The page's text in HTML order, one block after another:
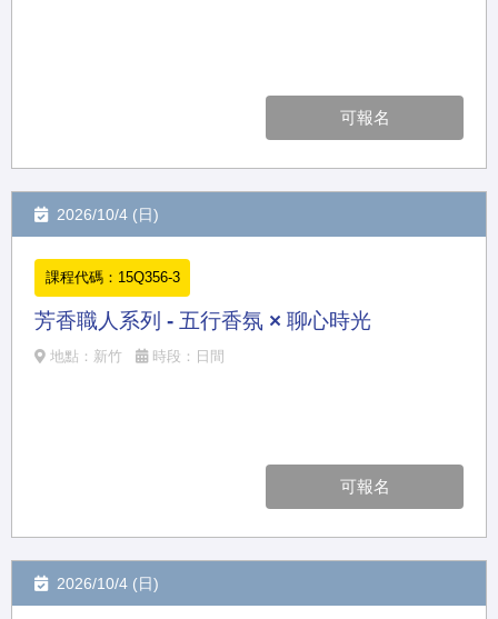
可報名
2026/10/4 (日)
課程代碼：15Q356-3
芳香職人系列 - 五行香氛 × 聊心時光
地點：新竹 時段：日間
可報名
2026/10/4 (日)